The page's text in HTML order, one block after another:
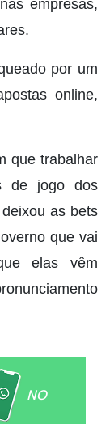
empresas,
por um
online,
que trabalhar
de jogo dos
as bets
que vai
elas vêm
NO